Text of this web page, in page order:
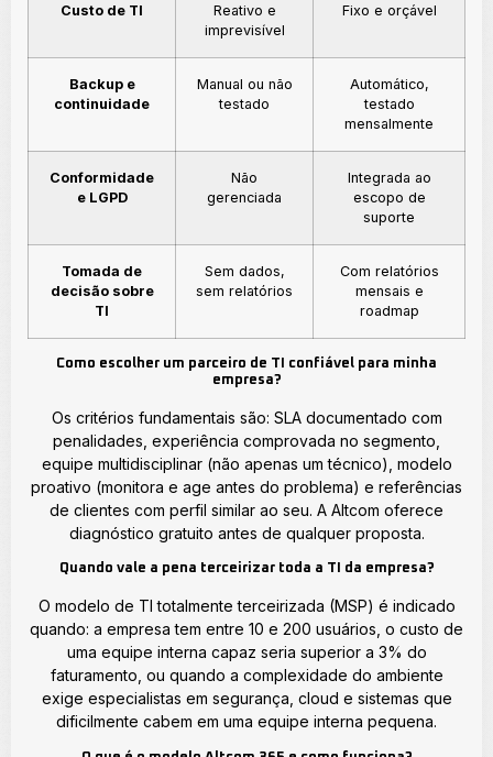
Custo de TI
Reativo e
imprevisível
Fixo e orçável
Backup e
continuidade
Manual ou não
testado
Automático,
testado
mensalmente
Conformidade
e LGPD
Não
gerenciada
Integrada ao
escopo de
suporte
Tomada de
decisão sobre
TI
Sem dados,
sem relatórios
Com relatórios
mensais e
roadmap
Como escolher um parceiro de TI confiável para minha
empresa?
Os critérios fundamentais são: SLA documentado com
penalidades, experiência comprovada no segmento,
equipe multidisciplinar (não apenas um técnico), modelo
proativo (monitora e age antes do problema) e referências
de clientes com perfil similar ao seu. A Altcom oferece
diagnóstico gratuito antes de qualquer proposta.
Quando vale a pena terceirizar toda a TI da empresa?
O modelo de TI totalmente terceirizada (MSP) é indicado
quando: a empresa tem entre 10 e 200 usuários, o custo de
uma equipe interna capaz seria superior a 3% do
faturamento, ou quando a complexidade do ambiente
exige especialistas em segurança, cloud e sistemas que
dificilmente cabem em uma equipe interna pequena.